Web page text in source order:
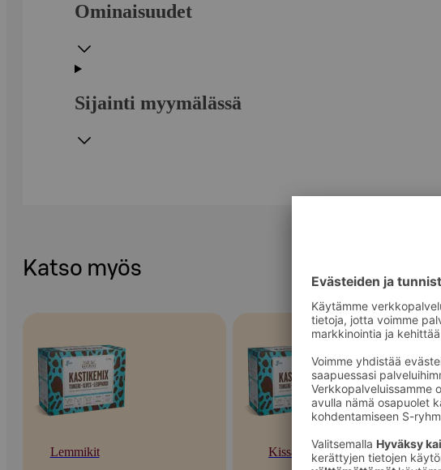
Ominaisuudet
Sijainti myymälässä
Katso myös
Lemmikit Kissat